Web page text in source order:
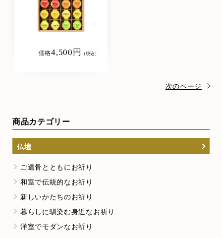
商品カテゴリー
仏壇
ご遺骨とともにお祈り
和室で伝統的なお祈り
新しいかたちのお祈り
暮らしに馴染む身近なお祈り
洋室でモダンなお祈り
価格4,500円 （税込）
次のページ